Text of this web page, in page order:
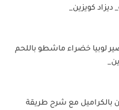
كويزين_
لوبيا خضراء ماشطو باللحم
بالكراميل مع شرح طريقة